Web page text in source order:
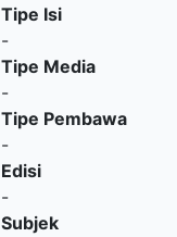
Tipe Isi
-
Tipe Media
-
Tipe Pembawa
-
Edisi
-
Subjek